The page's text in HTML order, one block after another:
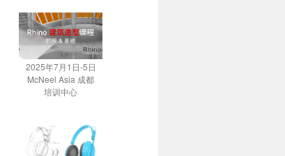
2025年7月1日-5日
McNeel Asia 成都
培训中心